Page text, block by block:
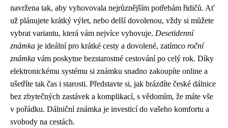
navržena tak, aby vyhovovala nejrůznějším potřebám řidičů. Ať
už plánujete krátký výlet, nebo delší dovolenou, vždy si můžete
vybrat variantu, která vám nejvíce vyhovuje. Desetidenní
známka je ideální pro krátké cesty a dovolené, zatímco roční
známka vám poskytne bezstarostné cestování po celý rok. Díky
elektronickému systému si známku snadno zakoupíte online a
ušetříte tak čas i starosti. Představte si, jak brázdíte české dálnice
bez zbytečných zastávek a komplikací, s vědomím, že máte vše
v pořádku. Dálniční známka je investicí do vašeho komfortu a
svobody na cestách.